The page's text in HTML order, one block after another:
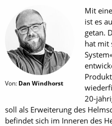
Von: Dan Windhorst
Mit
ist es
getan.
hat mit
20-
soll als Erweiterung des
befindet sich im Inneren des